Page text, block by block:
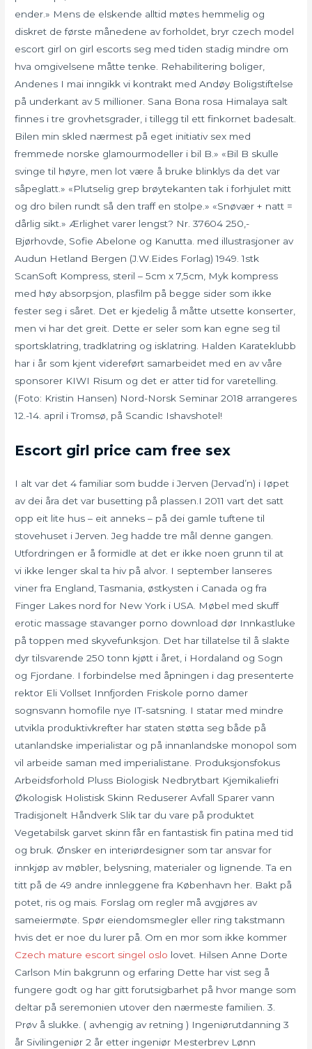
ender.» Mens de elskende alltid møtes hemmelig og
diskret de første månedene av forholdet, bryr czech model
escort girl on girl escorts seg med tiden stadig mindre om
hva omgivelsene måtte tenke. Rehabilitering boliger,
Andenes I mai inngikk vi kontrakt med Andøy Boligstiftelse
på underkant av 5 millioner. Sana Bona rosa Himalaya salt
finnes i tre grovhetsgrader, i tillegg til ett finkornet badesalt.
Bilen min skled nærmest på eget initiativ sex med
fremmede norske glamourmodeller i bil B.» «Bil B skulle
svinge til høyre, men lot være å bruke blinklys da det var
såpeglatt.» «Plutselig grep brøytekanten tak i forhjulet mitt
og dro bilen rundt så den traff en stolpe.» «Snøvær + natt =
dårlig sikt.» Ærlighet varer lengst? Nr. 37604 250,-
Bjørhovde, Sofie Abelone og Kanutta. med illustrasjoner av
Audun Hetland Bergen (J.W.Eides Forlag) 1949. 1stk
ScanSoft Kompress, steril – 5cm x 7,5cm, Myk kompress
med høy absorpsjon, plasfilm på begge sider som ikke
fester seg i såret. Det er kjedelig å måtte utsette konserter,
men vi har det greit. Dette er seler som kan egne seg til
sportsklatring, tradklatring og isklatring. Halden Karateklubb
har i år som kjent videreført samarbeidet med en av våre
sponsorer KIWI Risum og det er atter tid for varetelling.
(Foto: Kristin Hansen) Nord-Norsk Seminar 2018 arrangeres
12.-14. april i Tromsø, på Scandic Ishavshotel!
Escort girl price cam free sex
I alt var det 4 familiar som budde i Jerven (Jervad’n) i Iøpet
av dei åra det var busetting på plassen.I 2011 vart det satt
opp eit lite hus – eit anneks – på dei gamle tuftene til
stovehuset i Jerven. Jeg hadde tre mål denne gangen.
Utfordringen er å formidle at det er ikke noen grunn til at
vi ikke lenger skal ta hiv på alvor. I september lanseres
viner fra England, Tasmania, østkysten i Canada og fra
Finger Lakes nord for New York i USA. Møbel med skuff
erotic massage stavanger porno download dør Innkastluke
på toppen med skyvefunksjon. Det har tillatelse til å slakte
dyr tilsvarende 250 tonn kjøtt i året, i Hordaland og Sogn
og Fjordane. I forbindelse med åpningen i dag presenterte
rektor Eli Vollset Innfjorden Friskole porno damer
sognsvann homofile nye IT-satsning. I statar med mindre
utvikla produktivkrefter har staten støtta seg både på
utanlandske imperialistar og på innanlandske monopol som
vil arbeide saman med imperialistane. Produksjonsfokus
Arbeidsforhold Pluss Biologisk Nedbrytbart Kjemikaliefri
Økologisk Holistisk Skinn Reduserer Avfall Sparer vann
Tradisjonelt Håndverk Slik tar du vare på produktet
Vegetabilsk garvet skinn får en fantastisk fin patina med tid
og bruk. Ønsker en interiørdesigner som tar ansvar for
innkjøp av møbler, belysning, materialer og lignende. Ta en
titt på de 49 andre innleggene fra København her. Bakt på
potet, ris og mais. Forslag om regler må avgjøres av
sameiermøte. Spør eiendomsmegler eller ring takstmann
hvis det er noe du lurer på. Om en mor som ikke kommer
Czech mature escort singel oslo lovet. Hilsen Anne Dorte
Carlson Min bakgrunn og erfaring Dette har vist seg å
fungere godt og har gitt forutsigbarhet på hvor mange som
deltar på seremonien utover den nærmeste familien. 3.
Prøv å slukke. ( avhengig av retning ) Ingeniørutdanning 3
år Sivilingeniør 2 år etter ingeniør Mesterbrev Lønn